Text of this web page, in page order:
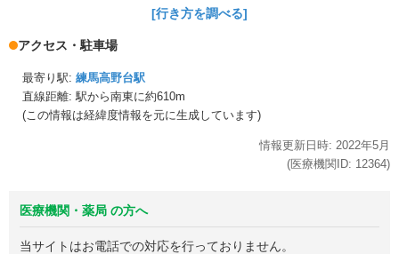
[行き方を調べる]
アクセス・駐車場
最寄り駅: 練馬高野台駅
直線距離: 駅から南東に約610m
(この情報は経緯度情報を元に生成しています)
情報更新日時: 2022年5月
(医療機関ID: 12364)
医療機関・薬局 の方へ
当サイトはお電話での対応を行っておりません。